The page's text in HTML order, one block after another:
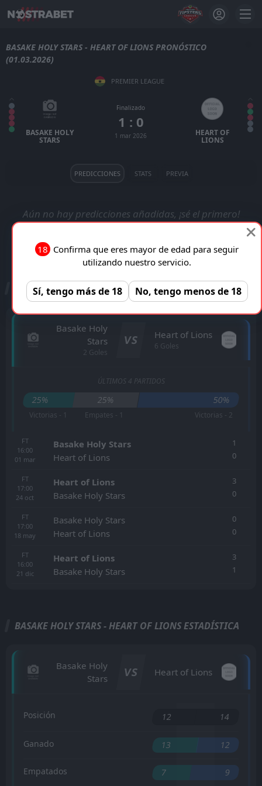
BASAKE HOLY STARS - HEART OF LIONS PRONÓSTICO
(01.03.2026)
PREMIER LEAGUE
BASAKE HOLY
STARS
Finalizado
1 : 0
1 mar 2026 HEART OF
LIONS
PREDICCIONES STATS PREVIA
Aún no hay predicciones añadidas, ¡sé el primero!
ESTADÍSTICAS CARA A CARA
Basake Holy
Stars
2 Goles
VS Heart of Lions
6 Goles
ÚLTIMOS 4 PARTIDOS
25% 25% 50%
Victorias - 1 Empates - 1 Victorias - 2
FT
16:00
01 mar
Basake Holy Stars
Heart of Lions
1
0
FT
17:00
24 oct
Heart of Lions
Basake Holy Stars
3
0
FT
17:00
18 may
Basake Holy Stars
Heart of Lions
0
0
FT
16:00
21 dic
Heart of Lions
Basake Holy Stars
3
1
BASAKE HOLY STARS - HEART OF LIONS ESTADÍSTICA
Basake Holy
Stars
VS Heart of Lions
Posición 12 14
Ganado 13 12
Empatados 7 9
18 Confirma que eres mayor de edad para seguir
utilizando nuestro servicio.
Sí, tengo más de 18 No, tengo menos de 18